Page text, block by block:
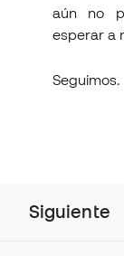
aún no
esperar a
Seguimos.
Siguiente